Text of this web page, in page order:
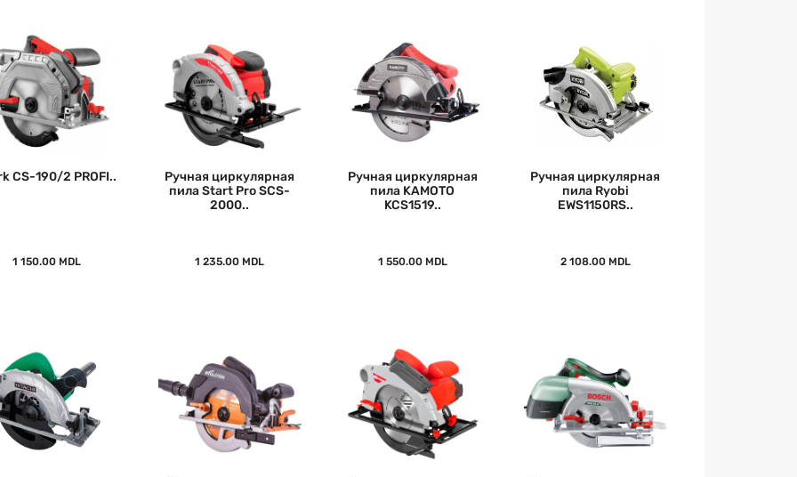
CS-190/2 PROFI..
1 150.00 MDL
Ручная циркулярная
пила Start Pro SCS-
2000..
1 235.00 MDL
Ручная циркулярная
пила KAMOTO
KCS1519..
1 550.00 MDL
Ручная циркулярная
пила Ryobi
EWS1150RS..
2 108.00 MDL